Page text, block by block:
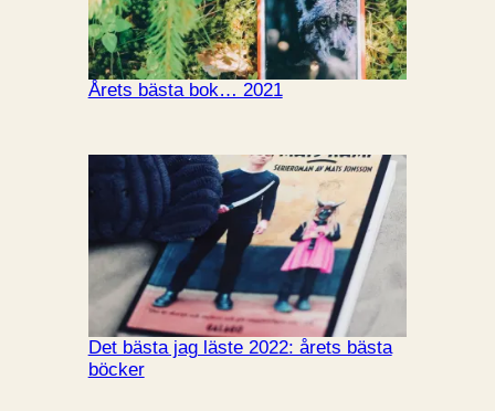
Årets bästa bok… 2021
Det bästa jag läste 2022: årets bästa
böcker